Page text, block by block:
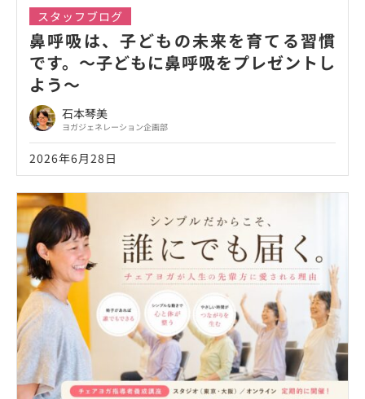
スタッフブログ
鼻呼吸は、子どもの未来を育てる習慣
です。～子どもに鼻呼吸をプレゼントし
よう～
石本琴美
ヨガジェネレーション企画部
2026年6月28日